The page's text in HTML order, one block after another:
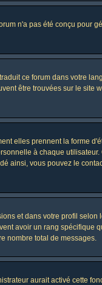
n'a pas été conçu pour
ce forum dans votre
être trouvées sur le site
elles prennent la forme
à chaque
ainsi, vous pouvez le
et dans votre profil
avoir un rang spécifique
nombre total de messages.
aurait activé cette